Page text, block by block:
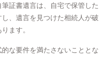
証書遺言は、自宅で保管した
、遺言を見つけた相続人が破
ます。
な要件を満たさないこととな